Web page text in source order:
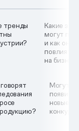
тренды
Какие
могут
и как они
повлиять
на
Могут ли
новые